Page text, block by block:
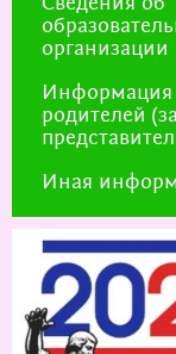
организации
Информация
родителей
Иная